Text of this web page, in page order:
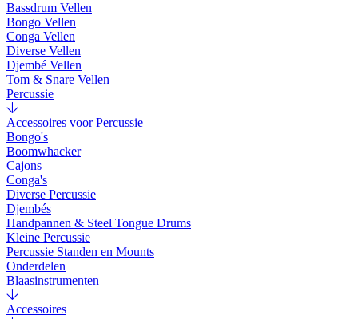
Bassdrum Vellen
Bongo Vellen
Conga Vellen
Diverse Vellen
Djembé Vellen
Tom & Snare Vellen
Percussie
Accessoires voor Percussie
Bongo's
Boomwhacker
Cajons
Conga's
Diverse Percussie
Djembés
Handpannen & Steel Tongue Drums
Kleine Percussie
Percussie Standen en Mounts
Onderdelen
Blaasinstrumenten
Accessoires